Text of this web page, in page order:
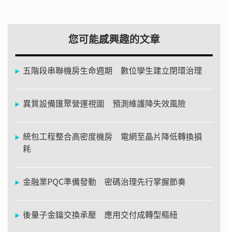
您可能感興趣的文章
五階段串聯機房生命週期 數位孿生建立閉環治理
異質設備匯聚營運視圖 預測維護降失效風險
統包工程整合高密度機房 電網至晶片降低轉換損
耗
金融業PQC準備發動 密碼治理先行掌握節奏
後量子金鑰交換承壓 應用交付成轉型樞紐